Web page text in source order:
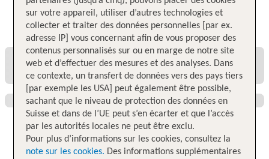
Toutes les offres et tous les prix
sur votre appareil, utiliser d’autres technologies et
collecter et traiter des données personnelles [par ex.
adresse IP] vous concernant afin de vous proposer des
contenus personnalisés sur ou en marge de notre site
web et d’effectuer des mesures et des analyses. Dans
ce contexte, un transfert de données vers des pays tiers
[par exemple les USA] peut également être possible,
sachant que le niveau de protection des données en
Suisse et dans de l’UE peut s’en écarter et que l’accès
par les autorités locales ne peut être exclu.
Pour plus d’informations sur les cookies, consultez la
note sur les cookies. Des informations supplémentaires